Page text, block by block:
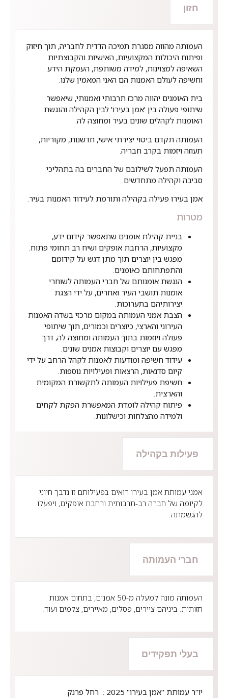
חזון
העמותה מהווה מסגרת תמיכה הדדית לחבריה, תוך חיזוק
ופיתוח היכולות המקצועיות, האישיות והקבוצתיות.
השאיפה למצוינות, למידה משותפת, העמקת הידע
וחשיפה לעולם האמנות הם האני המאמין שלנו.
בית האומנים יהווה מרכז תרבותי ואמנותי, שיאפשר
שיתופי פעולה בין 'אמן בעירו' לבין הקהילה והנגשת
האומנות לקהלים שונים בעיר ומחוצה לה.
העמותה תקדם ביטוי יצירתי אישי, חדשנות, מקוריות,
תעוזה ויזמות בקרב חבריה.
העמותה תפעל לשילובם של החברים בה בתהליכי
סביבה וקהילה מתחדשים.
אמן בעירו פעילה בקהילה ותורמת לעידוד האמנות בעיר.
מטרות
בניית קהילת אומנים שתאפשר קידום ידע,
מקצועיות, הרחבת אופקים ושיח רב תחומי פתוח.
מפגש בין יוצרים תוך מתן דגש על קידומם
והתפתחותם כאומנים.
הנגשת אומנותם של חברי העמותה לשוחרי
אומנות תושבי העיר ואחרים, על ידי הצגת
יצירותיהם בתערוכות.
הצבת אמני העמותה במקום מרכזי בשדה האמנות
העירוני והארצי, כיוצרים וכמורים, תוך שיתופי
פעולה ויוזמות בתוך העמותה ומחוצה לה, דרך
מפגש עם יוצרים וקבוצות אמנים שונים.
עידוד חשיפה ומודעות לאמנות לקהל הרחב על ידי
קיום סדנאות, הרצאות ופעילויות נוספות.
חשיפת פעילויות העמותה לתקשורת המקומית
והארצית.
פיתוח קהילה לומדת המאפשרת הפקת לקחים
ולמידה מהצלחות וכישלונות.
פעילות בקהילה
אמני עמותת אמן בעירו רואים בפעילותם זו נדבך חיוני
לקיומה של חברה רב-תרבותית ורחבת אופקים, ויפעלו
להגשמתה.
חברי העמותה
העמותה מונה למעלה מ-50 אמנים, בתחום אמנות
חזותית. ביניהם ציירים, פסלים, מאיירים, צלמים ועוד.
בעלי תפקידים
יו"ר עמותת "אמן בעירו" 2025 : רחל פרנק